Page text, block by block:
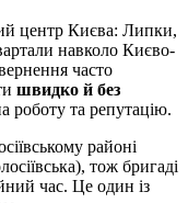
центр Києва: Липки,
навколо Києво-
часто
швидко й без
роботу та репутацію.
районі
тож бригаді
час. Це один із